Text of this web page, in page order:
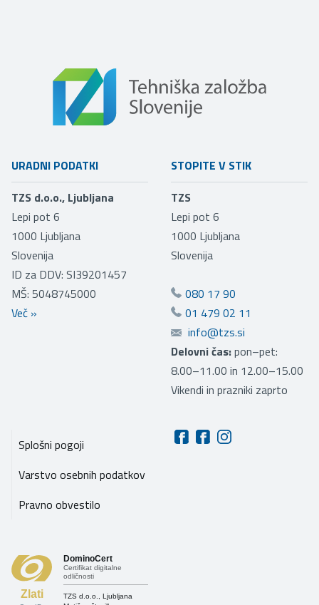
URADNI PODATKI
TZS d.o.o., Ljubljana
Lepi pot 6
1000 Ljubljana
Slovenija
ID za DDV: SI39201457
MŠ: 5048745000
Več »
STOPITE V STIK
TZS
Lepi pot 6
1000 Ljubljana
Slovenija
080 17 90
01 479 02 11
info@tzs.si
Delovni čas:pon–pet:
8.00–11.00 in 12.00–15.00
Vikendi in prazniki zaprto
Splošni pogoji
Varstvo osebnih podatkov
Pravno obvestilo
Zlati
DominoCert
Certifikat digitalne
odličnosti
TZS d.o.o., Ljubljana